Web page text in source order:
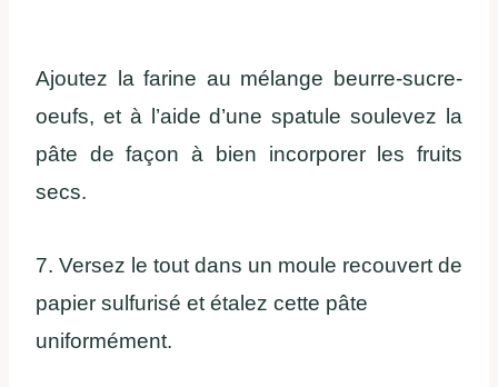
Ajoutez la farine au mélange beurre-sucre-
oeufs, et à l’aide d’une spatule soulevez la
pâte de façon à bien incorporer les fruits
secs.
7. Versez le tout dans un moule recouvert de
papier sulfurisé et étalez cette pâte
uniformément.